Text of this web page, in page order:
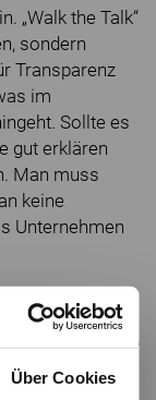
Über Cookies
„Walk the Talk“
sondern
Transparenz
im
Sollte es
gut erklären
Man muss
keine
Unternehmen
sind
bleibt?